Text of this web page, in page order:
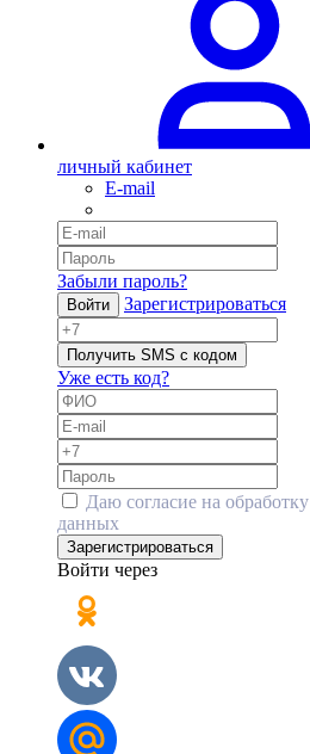
личный кабинет
E-mail
Забыли пароль?
Войти Зарегистрироваться
Получить SMS с кодом
Уже есть код?
Даю согласие на обработку
данных
Зарегистрироваться
Войти через